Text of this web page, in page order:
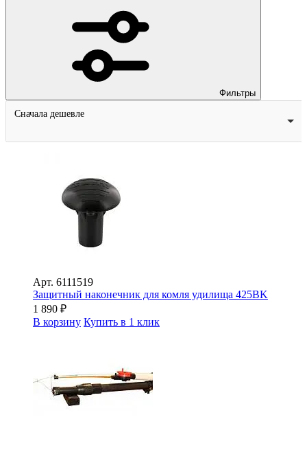
Фильтры
Сначала дешевле
Арт. 6111519
Защитный наконечник для комля удилища 425BK
1 890 ₽
В корзину Купить в 1 клик